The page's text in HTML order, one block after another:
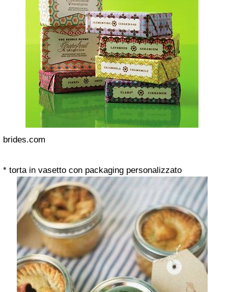
brides.com
* torta in vasetto con packaging personalizzato